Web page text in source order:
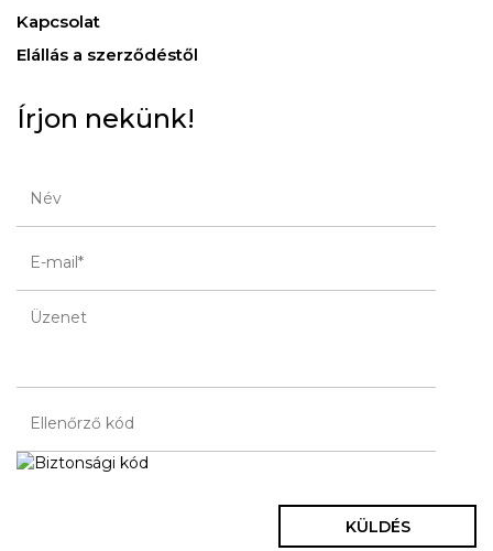
Kapcsolat
Elállás a szerződéstől
Írjon nekünk!
KÜLDÉS